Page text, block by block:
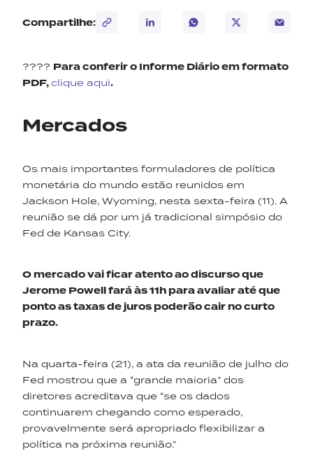
Compartilhe:
???? Para conferir o Informe Diário em formato
PDF,clique aqui.
Mercados
Os mais importantes formuladores de política
monetária do mundo estão reunidos em
Jackson Hole, Wyoming, nesta sexta-feira (11). A
reunião se dá por um já tradicional simpósio do
Fed de Kansas City.
O mercado vai ficar atento ao discurso que
Jerome Powellfará às 11h para avaliar até que
ponto as taxasde juros poderãocair no curto
prazo.
Na quarta-feira (21), a ata da reunião de julho do
Fed mostrou que a “grande maioria” dos
diretores acreditava que “se os dados
continuarem chegando como esperado,
provavelmente será apropriado flexibilizar a
política na próxima reunião.”